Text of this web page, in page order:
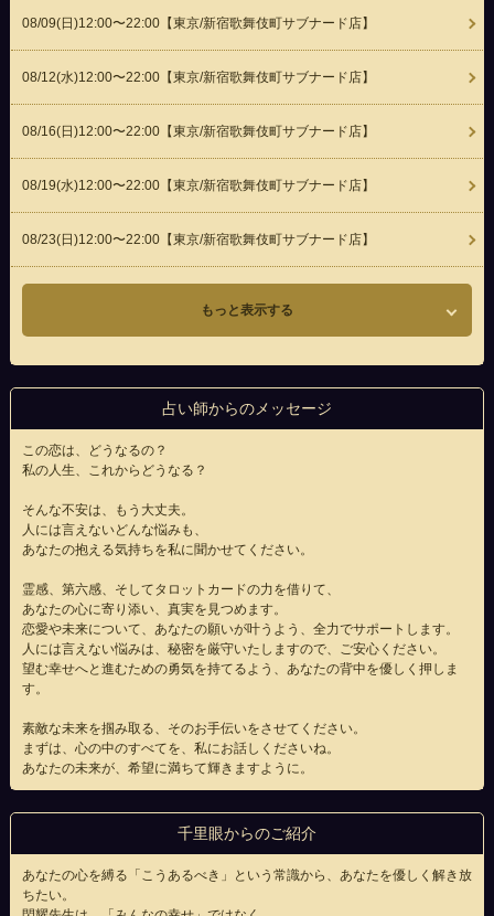
08/09(日 )12:00〜22:00【東京/新宿歌舞伎町サブナード店】
08/12(水)12:00〜22:00【東京/新宿歌舞伎町サブナード店】
08/16(日 )12:00〜22:00【東京/新宿歌舞伎町サブナード店】
08/19(水)12:00〜22:00【東京/新宿歌舞伎町サブナード店】
08/23(日 )12:00〜22:00【東京/新宿歌舞伎町サブナード店】
もっと表示する
占い師からのメッセージ
この恋は、どうなるの？
私の人生、これからどうなる？
そんな不安は、もう大丈夫。
人には言えないどんな悩みも、
あなたの抱える気持ちを私に聞かせてください。
霊感、第六感、そしてタロットカードの力を借りて、
あなたの心に寄り添い、真実を見つめます。
恋愛や未来について、あなたの願いが叶うよう、全力でサポートします。
人には言えない悩みは、秘密を厳守いたしますので、ご安心ください。
望む幸せへと進むための勇気を持てるよう、あなたの背中を優しく押しま
す。
素敵な未来を掴み取る、そのお手伝いをさせてください。
まずは、心の中のすべてを、私にお話しくださいね。
あなたの未来が、希望に満ちて輝きますように。
千里眼からのご紹介
あなたの心を縛る「こうあるべき」という常識から、あなたを優しく解き放
ちたい。